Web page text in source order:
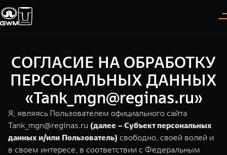
Модели
Покупателям
ВЫБОР АВТОМОБИЛЯ
Спецпредложения
Конфигуратор
Владельцам
ГАРАНТИЯ И ПОДДЕРЖКА
Гарантия
Помощь на дороге
О дилере
ИНФОРМАЦИЯ
О нас
35 лет GWM
СОГЛАСИЕ НА ОБРАБОТКУ
ПЕРСОНАЛЬНЫХ ДАННЫХ
«Tank_mgn@reginas.ru»
Я, являясь Пользователем официального сайта
Tank_mgn@reginas.ru (далее – Субъект персональных
данных и/или Пользователь) свободно, своей волей и
в своем интересе, в соответствии с Федеральным